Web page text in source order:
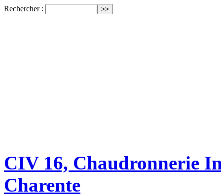
Rechercher :
CIV 16, Chaudronnerie
Charente